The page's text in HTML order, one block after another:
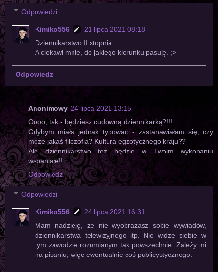
Odpowiedzi
Kimiko556
21 lipca 2021 08:18
Dziennikarstwo II stopnia.
A ciekawi mnie, do jakiego kierunku pasuję. ;>
Odpowiedz
Anonimowy 24 lipca 2021 13:15
Oooo, tak - będziesz cudowną dziennikarką?!!!
Gdybym miała jednak typować - zastanawiałam się, czy
może jakaś filozofia? Kultura egzotycznego kraju??
Ale dziennikarstwo też będzie w Twoim wykonaniu
wspaniałe!!
Odpowiedz
Odpowiedzi
Kimiko556
24 lipca 2021 16:31
Mam nadzieję, że nie wyobrażasz sobie wywiadów,
dziennikarstwa telewizyjnego itp. Nie widzę siebie w
tym zawodzie rozumianym tak powszechnie. Zależy mi
na pisaniu, więc ewentualnie coś publicystycznego.